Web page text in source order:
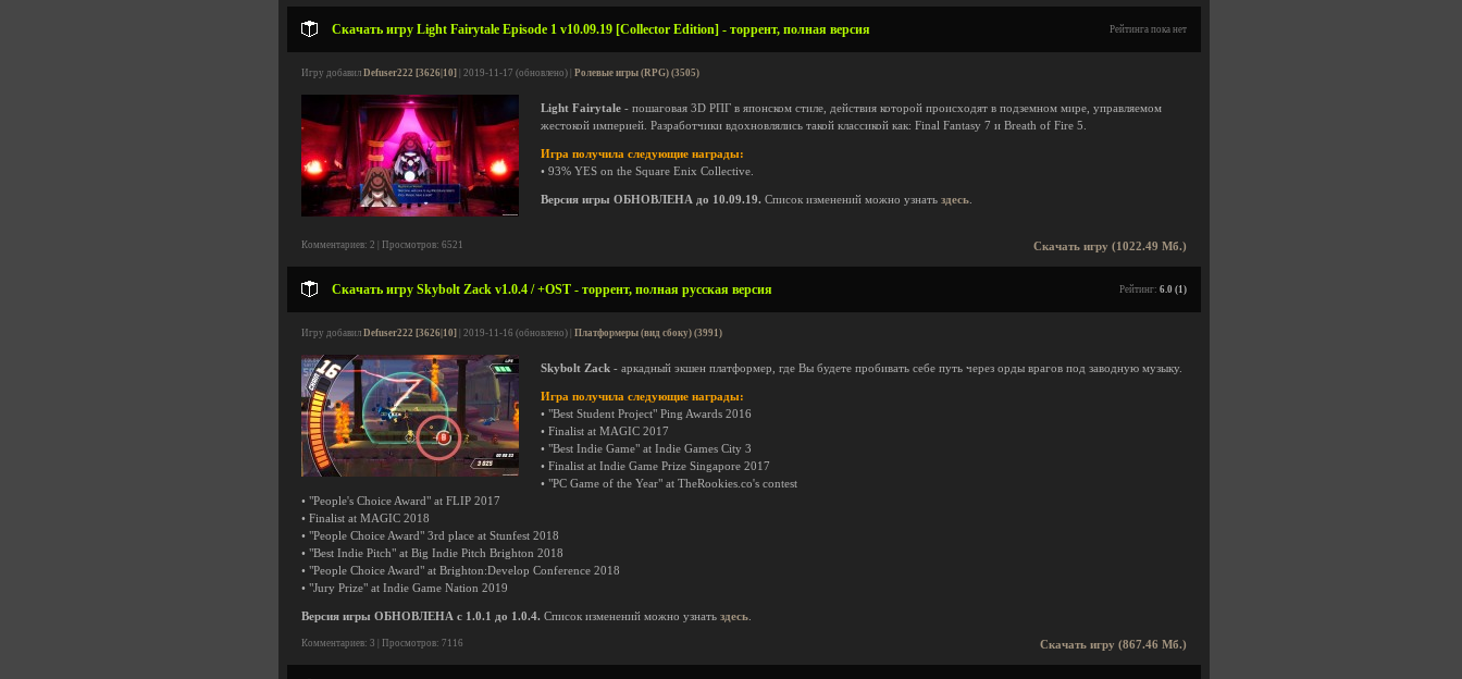
Скачать игру Light Fairytale Episode 1 v10.09.19 [Collector Edition] - торрент, полная версия Рейтинга пока нет
Игру добавил Defuser222 [3626|10] | 2019-11-17 (обновлено) | Ролевые игры (RPG) (3505)
Light Fairytale - пошаговая 3D РПГ в японском стиле, действия которой происходят в подземном мире, управляемом
жестокой империей. Разработчики вдохновлялись такой классикой как: Final Fantasy 7 и Breath of Fire 5.
Игра получила следующие награды:
• 93% YES on the Square Enix Collective.
Версия игры ОБНОВЛЕНА до 10.09.19. Список изменений можно узнать здесь
Скачать игру (1022.49 Мб.)
Комментариев: 2 | Просмотров: 6521
Скачать игру Skybolt Zack v1.0.4 / +OST - торрент, полная русская версия Рейтинг: 6.0 (1)
Игру добавил Defuser222 [3626|10] | 2019-11-16 (обновлено) | Платформеры (вид сбоку) (3991)
Skybolt Zack - аркадный экшен платформер, где Вы будете пробивать себе путь через орды врагов под заводную музыку.
Игра получила следующие награды:
• "Best Student Project" Ping Awards 2016
• Finalist at MAGIC 2017
• "Best Indie Game" at Indie Games City 3
• Finalist at Indie Game Prize Singapore 2017
• "PC Game of the Year" at TheRookies.co's contest
• "People's Choice Award" at FLIP 2017
• Finalist at MAGIC 2018
• "People Choice Award" 3rd place at Stunfest 2018
• "Best Indie Pitch" at Big Indie Pitch Brighton 2018
• "People Choice Award" at Brighton:Develop Conference 2018
• "Jury Prize" at Indie Game Nation 2019
Версия игры ОБНОВЛЕНА с 1.0.1 до 1.0.4. Список изменений можно узнать здесь
Скачать игру (867.46 Мб.)
Комментариев: 3 | Просмотров: 7116